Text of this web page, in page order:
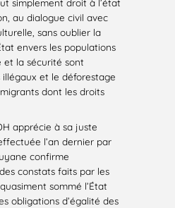
au dialogue civil avec
sans oublier la
envers les populations
et la sécurité sont
et le déforestage
dont les droits
apprécie à sa juste
l’an dernier par
confirme
constats faits par les
sommé l’État
obligations d’égalité des